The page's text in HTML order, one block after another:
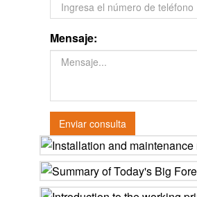
Mensaje:
Enviar consulta